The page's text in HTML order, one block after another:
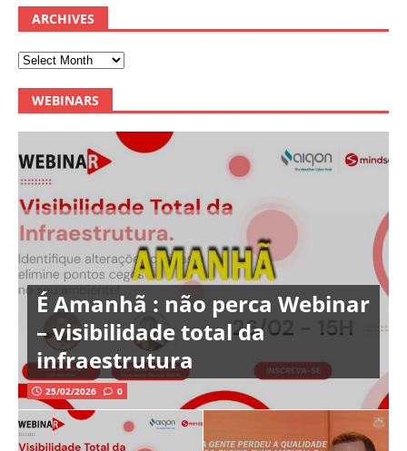
ARCHIVES
WEBINARS
É Amanhã : não perca Webinar
– visibilidade total da
infraestrutura
25/02/2026 0